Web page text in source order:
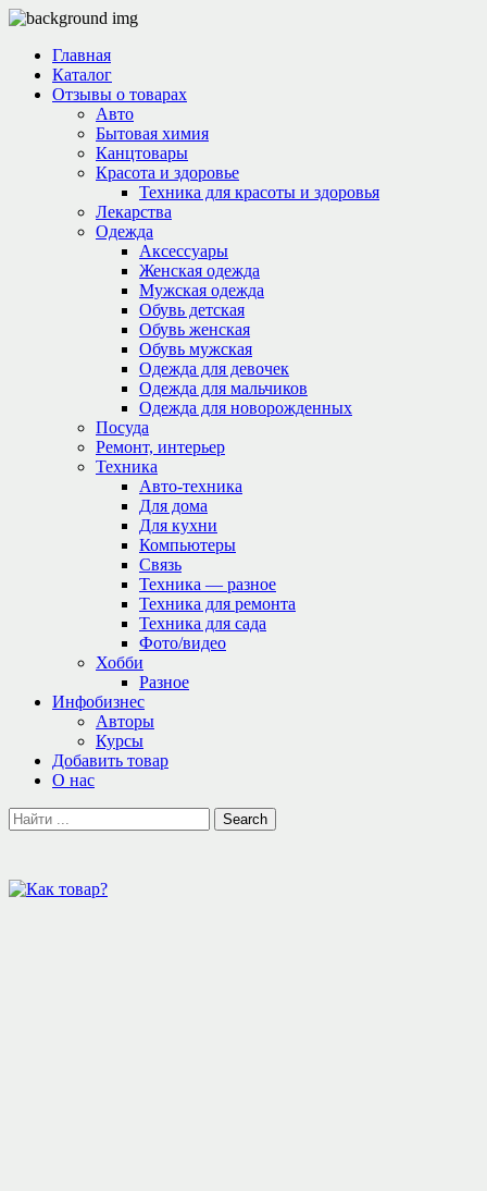
Главная
Каталог
Отзывы о товарах
Авто
Бытовая химия
Канцтовары
Красота и здоровье
Техника для красоты и здоровья
Лекарства
Одежда
Аксессуары
Женская одежда
Мужская одежда
Обувь детская
Обувь женская
Обувь мужская
Одежда для девочек
Одежда для мальчиков
Одежда для новорожденных
Посуда
Ремонт, интерьер
Техника
Авто-техника
Для дома
Для кухни
Компьютеры
Связь
Техника — разное
Техника для ремонта
Техника для сада
Фото/видео
Хобби
Разное
Инфобизнес
Авторы
Курсы
Добавить товар
О нас